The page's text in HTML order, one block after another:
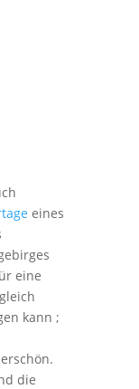
eines
eine
kann ;
die